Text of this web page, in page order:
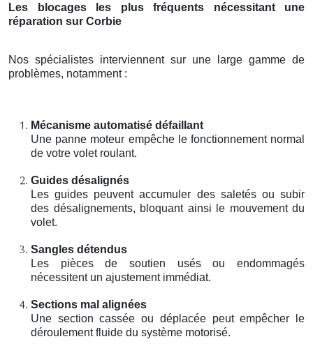
Les blocages les plus fréquents nécessitant une
réparation sur Corbie
Nos spécialistes interviennent sur une large gamme de
problèmes, notamment :
Mécanisme automatisé défaillant
Une panne moteur empêche le fonctionnement normal
de votre volet roulant.
Guides désalignés
Les guides peuvent accumuler des saletés ou subir
des désalignements, bloquant ainsi le mouvement du
volet.
Sangles détendus
Les pièces de soutien usés ou endommagés
nécessitent un ajustement immédiat.
Sections mal alignées
Une section cassée ou déplacée peut empêcher le
déroulement fluide du système motorisé.